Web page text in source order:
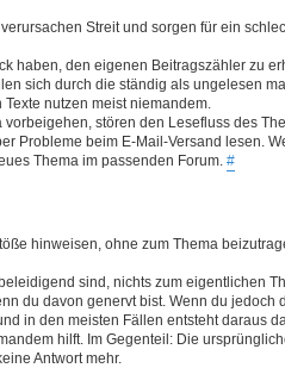
Streit und sorgen für ein
haben, den eigenen Beitragszähler zu
sich durch die ständig als ungelesen
nutzen meist niemandem.
stören den Lesefluss des
Probleme beim E-Mail-Versand lesen.
Thema im passenden Forum. #
hinweisen, ohne zum Thema
sind, nichts zum eigentlichen
du davon genervt bist. Wenn du
in den meisten Fällen entsteht daraus
hilft. Im Gegenteil: Die
Antwort mehr.